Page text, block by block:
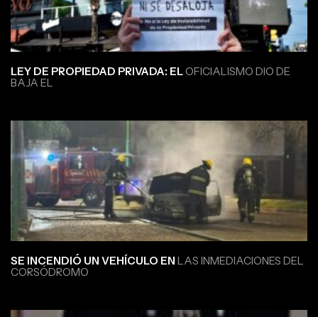
LEY DE PROPIEDAD PRIVADA: ELOFICIALISMO DIO DE
BAJA EL
SE INCENDIÓ UN VEHÍCULO EN LAS INMEDIACIONES DEL
CORSÓDROMO